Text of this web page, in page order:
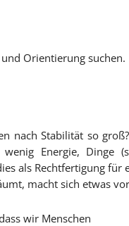
Orientierung suchen.
nach Stabilität so
Energie, Dinge
als Rechtfertigung für
macht sich etwas
wir Menschen